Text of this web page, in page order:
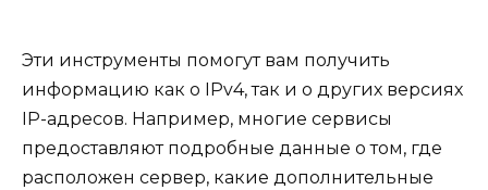
Эти инструменты помогут вам получить
информацию как о IPv4, так и о других версиях
IP-адресов. Например, многие сервисы
предоставляют подробные данные о том, где
расположен сервер, какие дополнительные